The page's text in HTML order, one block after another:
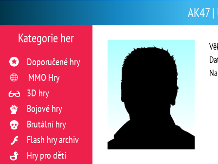
AK47
Kategorie her
Doporučené hry
MMO Hry
3D hry
Bojové hry
Brutální hry
Flash hry archiv
Hry pro děti